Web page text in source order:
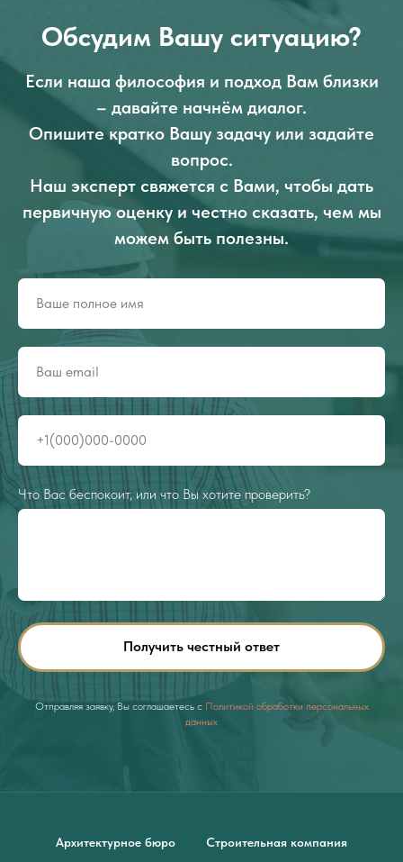
Обсудим Вашу ситуацию?
Если наша философия и подход Вам близки
– давайте начнём диалог.
Опишите кратко Вашу задачу или задайте
вопрос.
Наш эксперт свяжется с Вами, чтобы дать
первичную оценку и честно сказать, чем мы
можем быть полезны.
Что Вас беспокоит, или что Вы хотите проверить?
Получить честный ответ
Отправляя заявку, Вы соглашаетесь с Политикой обработки персональных
данных
Архитектурное бюро Строительная компания